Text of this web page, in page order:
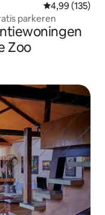
Gemiddelde
4,99 (135)
parkeren
Zoo